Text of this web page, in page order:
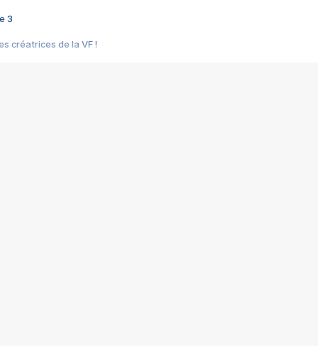
3
créatrices de la VF !